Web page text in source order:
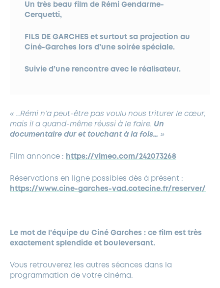
Un très beau film de Rémi Gendarme-
Cerquetti,
FILS DE GARCHES et surtout sa projection au
Ciné-Garches lors d’une soirée spéciale.
Suivie d’une rencontre avec le réalisateur.
« …Rémi n’a peut-être pas voulu nous triturer le cœur,
mais il a quand-même réussi à le faire. Un
documentaire dur et touchant à la fois… »
Film annonce : https://vimeo.com/242073268
Réservations en ligne possibles dès à présent :
https://www.cine-garches-vad.cotecine.fr/reserver/
Le mot de l’équipe du Ciné Garches : ce film est très
exactement splendide et bouleversant.
Vous retrouverez les autres séances dans la
programmation de votre cinéma.